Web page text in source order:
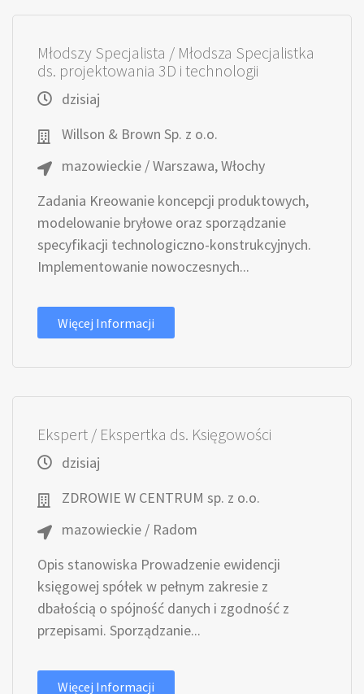
Młodszy Specjalista / Młodsza Specjalistka
ds. projektowania 3D i technologii
dzisiaj
Willson & Brown Sp. z o.o.
mazowieckie / Warszawa, Włochy
Zadania Kreowanie koncepcji produktowych,
modelowanie bryłowe oraz sporządzanie
specyfikacji technologiczno-konstrukcyjnych.
Implementowanie nowoczesnych...
Więcej Informacji
Ekspert / Ekspertka ds. Księgowości
dzisiaj
ZDROWIE W CENTRUM sp. z o.o.
mazowieckie / Radom
Opis stanowiska Prowadzenie ewidencji
księgowej spółek w pełnym zakresie z
dbałością o spójność danych i zgodność z
przepisami. Sporządzanie...
Więcej Informacji